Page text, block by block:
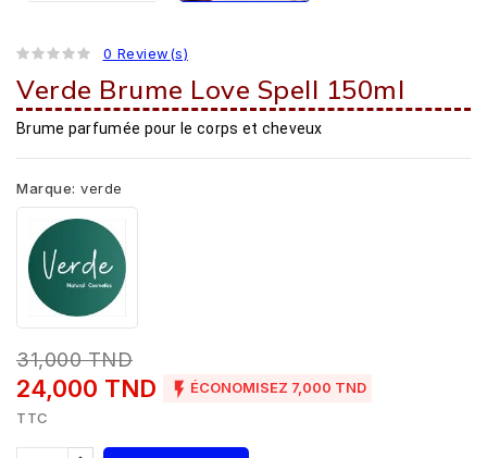
0 Review(s)
Verde Brume Love Spell 150ml
Brume parfumée pour le corps et cheveux
Marque: verde
31,000 TND
24,000 TND  ÉCONOMISEZ 7,000 TND
TTC